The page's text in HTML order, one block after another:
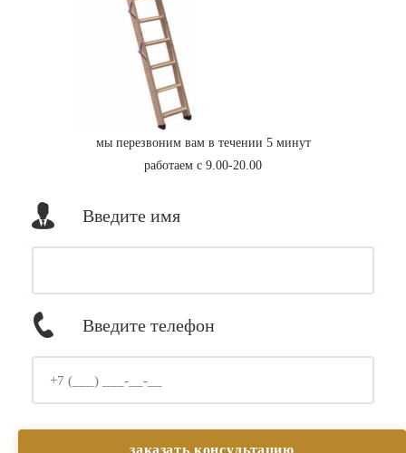
мы перезвоним вам в течении 5 минут
работаем с 9.00-20.00
Введите имя
Введите телефон